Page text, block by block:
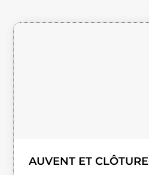
AUVENT ET CLÔTURE